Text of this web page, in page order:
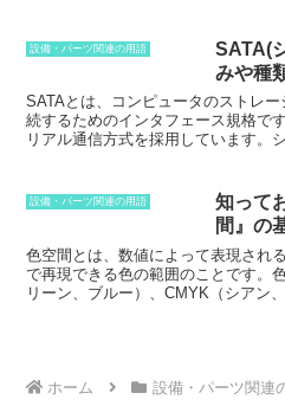
ポーネン
合されて
必要があ
も設置ス
類も少な
た目を保
載してお
ンツをよ
す。また
高いモデ
集やゲー
だし、オ
ります。
設備・パーツ関連の用語
SATA(
みや種
SATAとは、コンピュータのストレ
続するためのインタフェース規格です
リアル通信方式を採用しています。
は、ハードディスクドライブ（HDD
（SSD）、光学ドライブなどのスト
に使用されます。SATAは、2000年
プによって策定されました。その後
Revision 1.0が、2004年にシリアル
リアルATA Revision 3.0が策定され
従来のパラレルATAよりも高速で、
設備・パーツ関連の用語
知って
間』の
色空間とは、数値によって表現され
で再現できる色の範囲のことです。
リーン、ブルー）、CMYK（シアン
るデバイス間で色を正確に再現する
ホーム 設備・パーツ関連